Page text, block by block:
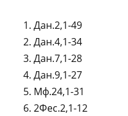
Дан.2,1-49
Дан.4,1-34
Дан.7,1-28
Дан.9,1-27
Мф.24,1-31
2Фес.2,1-12